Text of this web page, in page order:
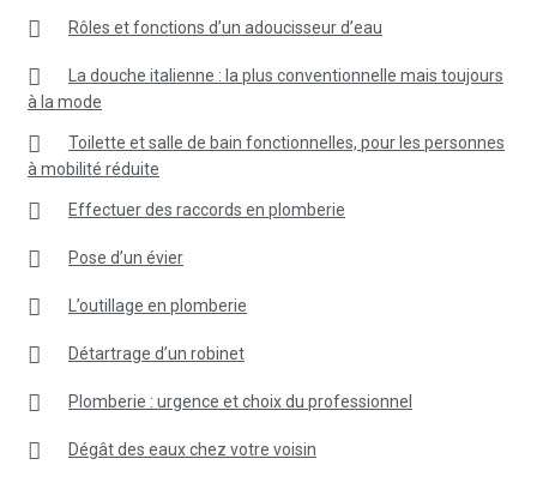
Rôles et fonctions d’un adoucisseur d’eau
La douche italienne : la plus conventionnelle mais toujours
à la mode
Toilette et salle de bain fonctionnelles, pour les personnes
à mobilité réduite
Effectuer des raccords en plomberie
Pose d’un évier
L’outillage en plomberie
Détartrage d’un robinet
Plomberie : urgence et choix du professionnel
Dégât des eaux chez votre voisin